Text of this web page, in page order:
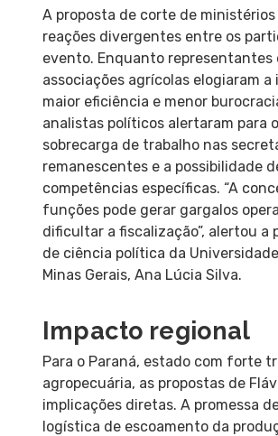
A proposta de corte de ministérios
reações divergentes entre os
evento. Enquanto representantes
associações agrícolas elogiaram a
maior eficiência e menor
analistas políticos alertaram para
sobrecarga de trabalho nas
remanescentes e a possibilidade
competências específicas. “A
funções pode gerar gargalos
dificultar a fiscalização”, alertou a
de ciência política da
Minas Gerais, Ana Lúcia Silva.
Impacto regional
Para o Paraná, estado com forte
agropecuária, as propostas de
implicações diretas. A promessa
logística de escoamento da